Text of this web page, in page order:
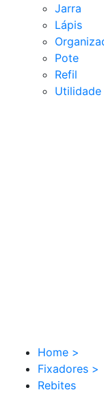
Jarra
Lápis
Pote
Refil
Home >
Fixadores >
Rebites